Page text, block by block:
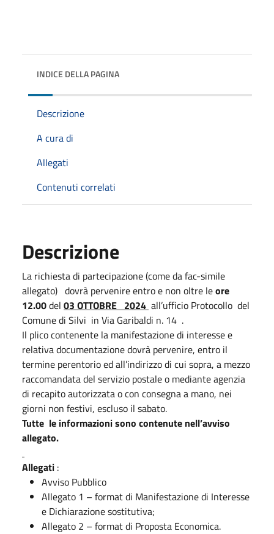
INDICE DELLA PAGINA
Descrizione
A cura di
Allegati
Contenuti correlati
Descrizione
La richiesta di partecipazione (come da fac-simile
allegato) dovrà pervenire entro e non oltre leore
12.00del 03 OTTOBRE 2024 all’ufficio Protocollo del
Comune di Silvi in Via Garibaldi n. 14 .
Il plico contenente la manifestazione di interesse e
relativa documentazione dovrà pervenire, entro il
termine perentorio ed all’indirizzo di cui sopra, a mezzo
raccomandata del servizio postale o mediante agenzia
di recapito autorizzata o con consegna a mano, nei
giorni non festivi, escluso il sabato.
Tutte le informazioni sono contenute nell’avviso
allegato.
Allegati :
Avviso Pubblico
Allegato 1 – format di Manifestazione di Interesse
e Dichiarazione sostitutiva;
Allegato 2 – format di Proposta Economica.